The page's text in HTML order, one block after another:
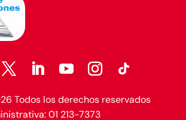
Todos los derechos reservados
01 213-7373